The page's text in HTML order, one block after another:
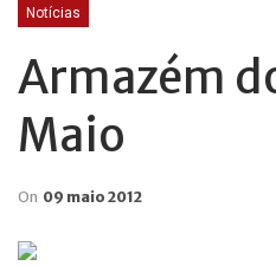
Notícias
Armazém
Maio
On 09 maio 2012